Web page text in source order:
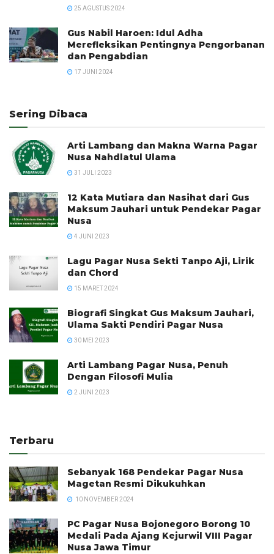
25 AGUSTUS 2024
Gus Nabil Haroen: Idul Adha
Merefleksikan Pentingnya Pengorbanan
dan Pengabdian
17 JUNI 2024
Sering Dibaca
Arti Lambang dan Makna Warna Pagar
Nusa Nahdlatul Ulama
31 JULI 2023
12 Kata Mutiara dan Nasihat dari Gus
Maksum Jauhari untuk Pendekar Pagar
Nusa
4 JUNI 2023
Lagu Pagar Nusa Sekti Tanpo Aji, Lirik
dan Chord
15 MARET 2024
Biografi Singkat Gus Maksum Jauhari,
Ulama Sakti Pendiri Pagar Nusa
30 MEI 2023
Arti Lambang Pagar Nusa, Penuh
Dengan Filosofi Mulia
2 JUNI 2023
Terbaru
Sebanyak 168 Pendekar Pagar Nusa
Magetan Resmi Dikukuhkan
10 NOVEMBER 2024
PC Pagar Nusa Bojonegoro Borong 10
Medali Pada Ajang Kejurwil VIII Pagar
Nusa Jawa Timur